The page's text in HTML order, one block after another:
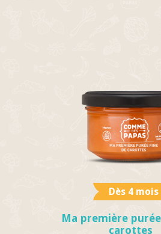
Dès 4 mois
Ma première
carottes